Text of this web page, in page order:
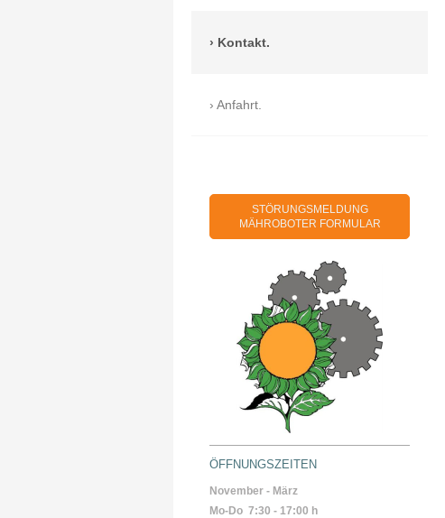
Kontakt.
Anfahrt.
STÖRUNGSMELDUNG
MÄHROBOTER FORMULAR
ÖFFNUNGSZEITEN
November - März
Mo-Do 7:30 - 17:00 h